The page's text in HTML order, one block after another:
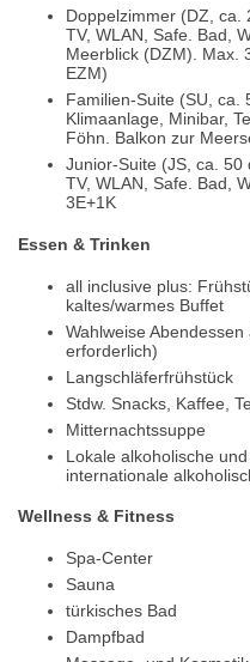
Doppelzimmer (DZ, ca.
TV, WLAN, Safe. Bad,
Meerblick (DZM). Max.
EZM)
Familien-Suite (SU, ca.
Klimaanlage, Minibar,
Föhn. Balkon zur
Junior-Suite (JS, ca. 50
TV, WLAN, Safe. Bad,
3E+1K
Essen & Trinken
all inclusive plus:
kaltes/warmes Buffet
Wahlweise
erforderlich)
Langschläferfrühstück
Stdw. Snacks, Kaffee,
Mitternachtssuppe
Lokale alkoholische
internationale
Wellness & Fitness
Spa-Center
Sauna
türkisches Bad
Dampfbad